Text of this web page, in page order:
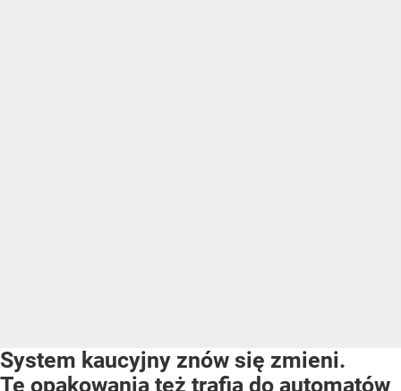
System kaucyjny znów się zmieni.
Te opakowania też trafią do automatów